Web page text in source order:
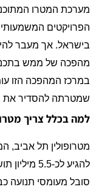
מערכת המטרו
הפרויקטים
בישראל. אך מעבר
מהפכה של ממש
שמטרתה להסדיר את
למה בכלל צריך
מטרופולין תל אביב,
סובל מעומסי תנועה